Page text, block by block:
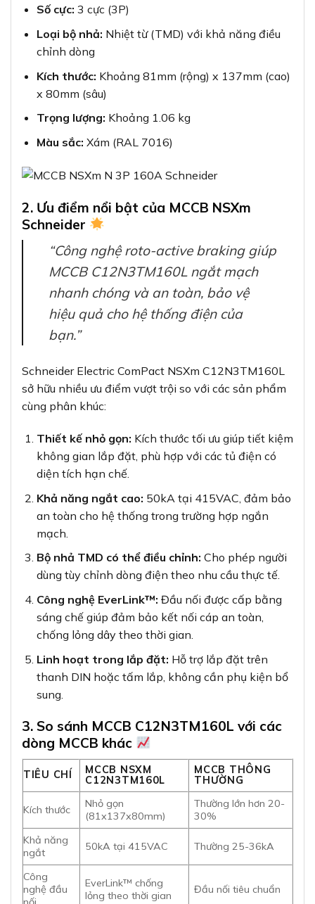
Số cực: 3 cực (3P)
Loại bộ nhả: Nhiệt từ (TMD) với khả năng điều
chỉnh dòng
Kích thước: Khoảng 81mm (rộng) x 137mm (cao)
x 80mm (sâu)
Trọng lượng: Khoảng 1.06 kg
Màu sắc: Xám (RAL 7016)
2. Ưu điểm nổi bật của MCCB NSXm
Schneider
“Công nghệ roto-active braking giúp
MCCB C12N3TM160L ngắt mạch
nhanh chóng và an toàn, bảo vệ
hiệu quả cho hệ thống điện của
bạn.”
Schneider Electric ComPact NSXm C12N3TM160L
sở hữu nhiều ưu điểm vượt trội so với các sản phẩm
cùng phân khúc:
Thiết kế nhỏ gọn: Kích thước tối ưu giúp tiết kiệm
không gian lắp đặt, phù hợp với các tủ điện có
diện tích hạn chế.
Khả năng ngắt cao: 50kA tại 415VAC, đảm bảo
an toàn cho hệ thống trong trường hợp ngắn
mạch.
Bộ nhả TMD có thể điều chỉnh: Cho phép người
dùng tùy chỉnh dòng điện theo nhu cầu thực tế.
Công nghệ EverLink™: Đầu nối được cấp bằng
sáng chế giúp đảm bảo kết nối cáp an toàn,
chống lỏng dây theo thời gian.
Linh hoạt trong lắp đặt: Hỗ trợ lắp đặt trên
thanh DIN hoặc tấm lắp, không cần phụ kiện bổ
sung.
3. So sánh MCCB C12N3TM160L với các
dòng MCCB khác
TIÊU CHÍ
MCCB NSXM
C12N3TM160L
MCCB THÔNG
THƯỜNG
Kích thước
Nhỏ gọn
(81x137x80mm)
Thường lớn hơn 20-
30%
Khả năng
ngắt
50kA tại 415VAC Thường 25-36kA
Công
nghệ đầu
EverLink™ chống
lỏng theo thời gian
Đầu nối tiêu chuẩn